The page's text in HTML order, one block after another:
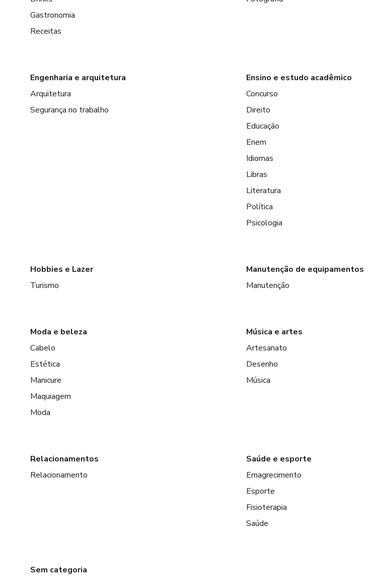
Gastronomia
Receitas
Engenharia e arquitetura
Arquitetura
Segurança no trabalho
Ensino e estudo acadêmico
Concurso
Direito
Educação
Enem
Idiomas
Libras
Literatura
Política
Psicologia
Hobbies e Lazer
Turismo
Manutenção de equipamentos
Manutenção
Moda e beleza
Cabelo
Estética
Manicure
Maquiagem
Moda
Música e artes
Artesanato
Desenho
Música
Relacionamentos
Relacionamento
Saúde e esporte
Emagrecimento
Esporte
Fisioterapia
Saúde
Sem categoria